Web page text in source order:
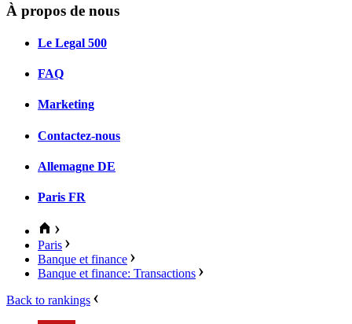
À propos de nous
Le Legal 500
FAQ
Marketing
Contactez-nous
Allemagne DE
Paris FR
Paris
Banque et finance
Banque et finance: Transactions
Back to rankings